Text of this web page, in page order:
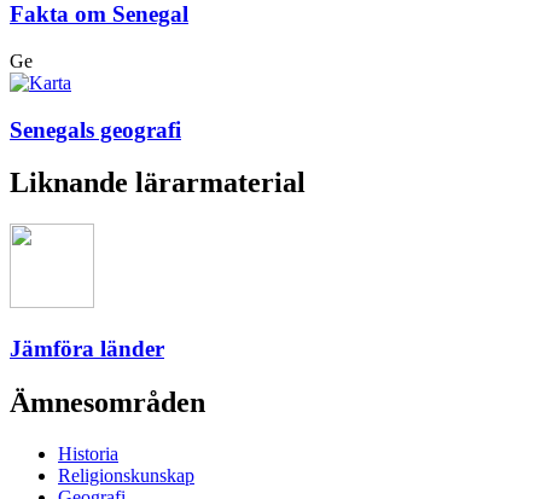
Fakta om Senegal
Ge
Senegals geografi
Liknande lärarmaterial
Jämföra länder
Ämnesområden
Historia
Religionskunskap